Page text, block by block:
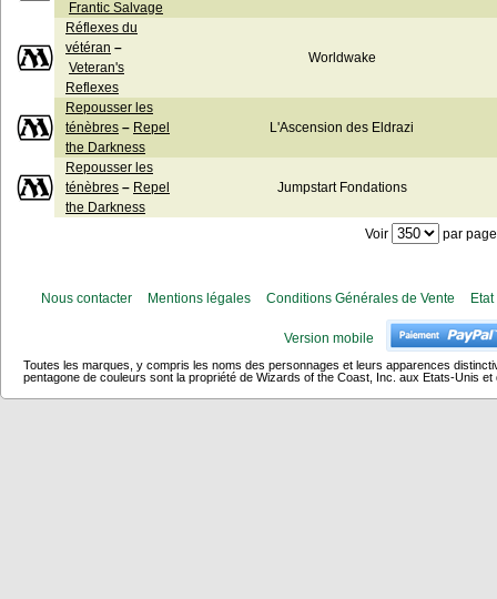
Frantic Salvage
Réflexes du
vétéran –
Veteran's
Reflexes
Worldwake
Repousser les
ténèbres – Repel
the Darkness
L'Ascension des Eldrazi
Repousser les
ténèbres – Repel
the Darkness
Jumpstart Fondations
Voir par page
Nous contacter Mentions légales Conditions Générales de Vente
Version mobile
Toutes les marques, y compris les noms des personnages et leurs apparences
pentagone de couleurs sont la propriété de Wizards of the Coast, Inc. aux Etats-Unis